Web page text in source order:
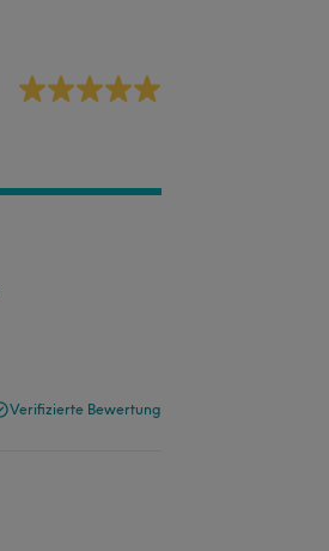
Verifizierte Bewertung